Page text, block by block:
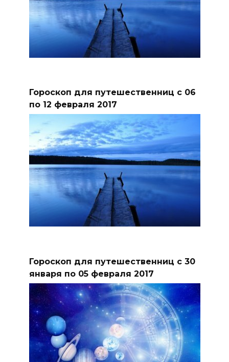
Гороскоп для путешественниц с 06
по 12 февраля 2017
Гороскоп для путешественниц с 30
января по 05 февраля 2017